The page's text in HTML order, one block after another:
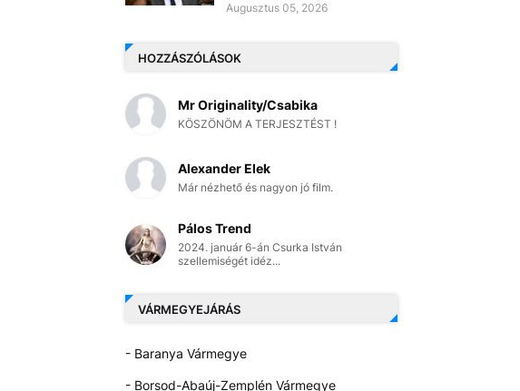
Augusztus 05, 2026
HOZZÁSZÓLÁSOK
Mr Originality/Csabika
KÖSZÖNÖM A TERJESZTÉST !
Alexander Elek
Már nézhető és nagyon jó film.
Pálos Trend
2024. január 6-án Csurka István
szellemiségét idéz...
VÁRMEGYEJÁRÁS
- Baranya Vármegye
- Borsod-Abaúj-Zemplén Vármegye